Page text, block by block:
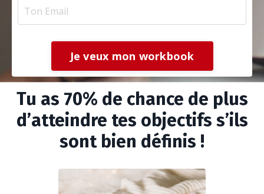
Je veux mon workbook
Tu as 70% de chance de plus
d’atteindre tes objectifs s’ils
sont bien définis !